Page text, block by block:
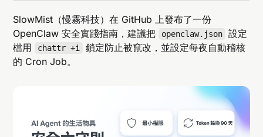
SlowMist（慢霧科技）在 GitHub 上發布了一份
OpenClaw 安全實踐指南，建議把
openclaw.json
設定
檔用
chattr +i
鎖定防止被竄改，並設定每夜自動稽核
的 Cron Job。